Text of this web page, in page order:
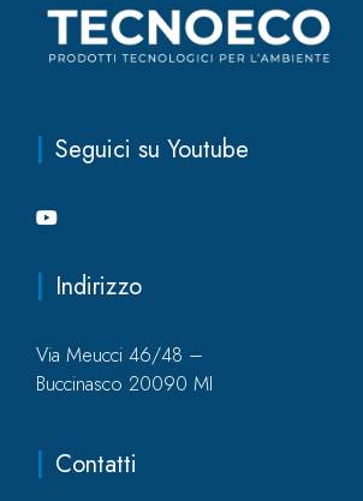
Seguici su Youtube
Indirizzo
Via Meucci 46/48 –
Buccinasco 20090 MI
Contatti